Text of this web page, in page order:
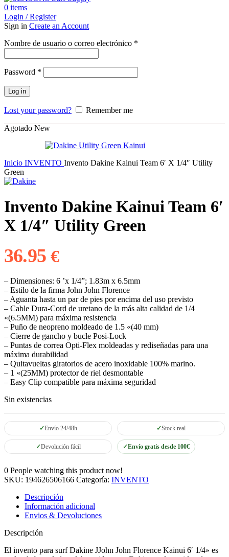
0 items
Login / Register
Sign in Create an Account
Nombre de usuario o correo electrónico *
Password *
Log in
Lost your password? Remember me
Agotado New
Inicio INVENTO Invento Dakine Kainui Team 6′ X 1/4″ Utility
Green
Invento Dakine Kainui Team 6′
X 1/4″ Utility Green
36.95€
– Dimensiones: 6 ’x 1/4”; 1.83m x 6.5mm
– Estilo de la firma John John Florence
– Aguanta hasta un par de pies por encima del uso previsto
– Cable Dura-Cord de uretano de la más alta calidad de 1/4
«(6.5MM) para máxima resistencia
– Puño de neopreno moldeado de 1.5 «(40 mm)
– Cierre de gancho y bucle Posi-Lock
– Puntas de correa Opti-Flex moldeadas y rediseñadas para una
máxima durabilidad
– Quitavueltas giratorios de acero inoxidable 100% marino.
– 1 «(25MM) protector de riel desmontable
– Easy Clip compatible para máxima seguridad
Sin existencias
Envío 24/48h Stock real
Devolución fácil Envío gratis desde 100€
0 People watching this product now!
SKU: 194626506166 Categoría: INVENTO
Descripción
Información adicional
Envios & Devoluciones
Descripción
El invento para surf Dakine JJohn John Florence Kainui 6′ 1/4» es